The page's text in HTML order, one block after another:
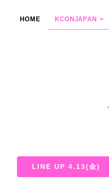
HOME KCONJAPAN
LINE UP 4.13(金)